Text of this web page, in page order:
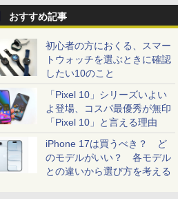
おすすめ記事
初心者の方におくる、スマー
トウォッチを選ぶときに確認
したい10のこと
「Pixel 10」シリーズいよい
よ登場、コスパ最優秀が無印
「Pixel 10」と言える理由
iPhone 17は買うべき？ ど
のモデルがいい？ 各モデル
との違いから選び方を考える